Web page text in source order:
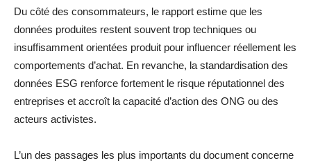
Du côté des consommateurs, le rapport estime que les
données produites restent souvent trop techniques ou
insuffisamment orientées produit pour influencer réellement les
comportements d’achat. En revanche, la standardisation des
données ESG renforce fortement le risque réputationnel des
entreprises et accroît la capacité d’action des ONG ou des
acteurs activistes.
L’un des passages les plus importants du document concerne